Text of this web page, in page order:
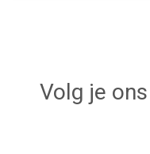
Volg je